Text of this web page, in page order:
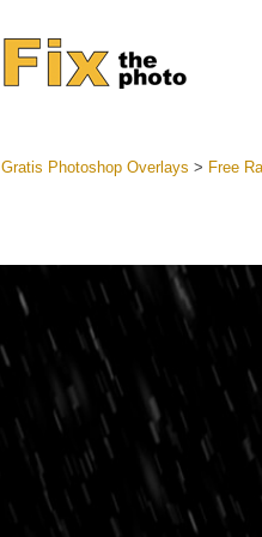
LR
bedste
Mobile
Gratis Photoshop Overlays > Free